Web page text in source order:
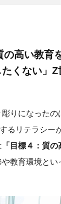
の高い教育
くない」Z
りになったの
るリテラシー
「目標４：質
教育環境と